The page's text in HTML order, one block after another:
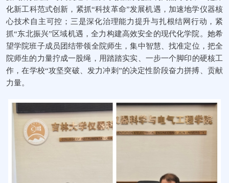
化新工科范式创新，紧抓“科技革命”发展机遇，加速地学仪器核
心技术自主可控；三是深化治理能力提升与扎根结网行动，紧
抓“东北振兴”区域机遇，全力构建高效安全的现代化学院。她希
望学院班子成员团结带领全院师生，集中智慧、找准定位，把全
院师生的力量拧成一股绳，用踏踏实实、一步一个脚印的硬核工
作，在学校“攻坚突破、发力冲刺”的决定性阶段奋力拼搏、贡献
力量。